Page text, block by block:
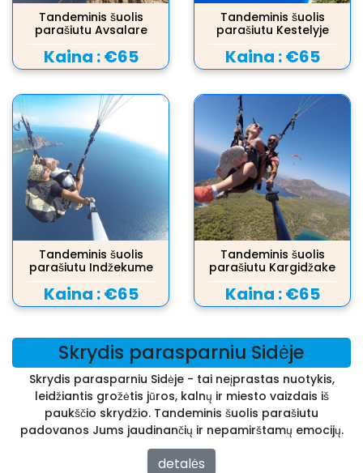
Tandeminis šuolis
parašiutu Avsalare
Kaina :€65
Tandeminis šuolis
parašiutu Kestelyje
Kaina :€65
Tandeminis šuolis
parašiutu Indžekume
Kaina :€65
Tandeminis šuolis
parašiutu Kargidžake
Kaina :€65
Skrydis parasparniu Sidėje
Skrydis parasparniu Sidėje - tai neįprastas nuotykis,
leidžiantis grožėtis jūros, kalnų ir miesto vaizdais iš
paukščio skrydžio. Tandeminis šuolis parašiutu
padovanos Jums jaudinančių ir nepamirštamų emocijų.
detalės